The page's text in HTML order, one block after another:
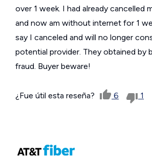
over 1 week. I had already cancelled
and now am without internet for 1
say I canceled and will no longer
potential provider. They obtained by
fraud. Buyer beware!
¿Fue útil esta reseña? 6 1